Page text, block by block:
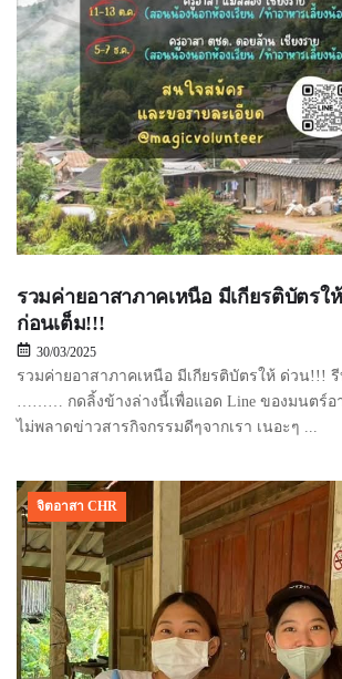
รวมค่ายอาสาภาคเหนือ มีเกียรติบัตรใ
ก่อนเต็ม!!!
30/03/2025
รวมค่ายอาสาภาคเหนือ มีเกียรติบัตรให้ ด่วน!!!
……… กดลิ้งข้างล่างนี้เพื่อแอด Line ของมนตร์อา
ไม่พลาดข่าวสารกิจกรรมดีๆจากเรา เนอะๆ ...
จิตอาสา CHR